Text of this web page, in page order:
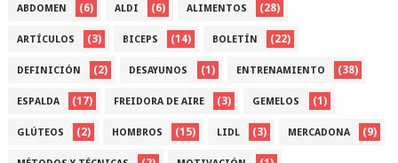
ABDOMEN (6) ALDI (6) ALIMENTOS (28)
ARTÍCULOS (3) BICEPS (14) BOLETÍN (22)
DEFINICIÓN (2) DESAYUNOS (1) ENTRENAMIENTO (38)
ESPALDA (17) FREIDORA DE AIRE (3) GEMELOS (1)
GLÚTEOS (2) HOMBROS (15) LIDL (3) MERCADONA (9)